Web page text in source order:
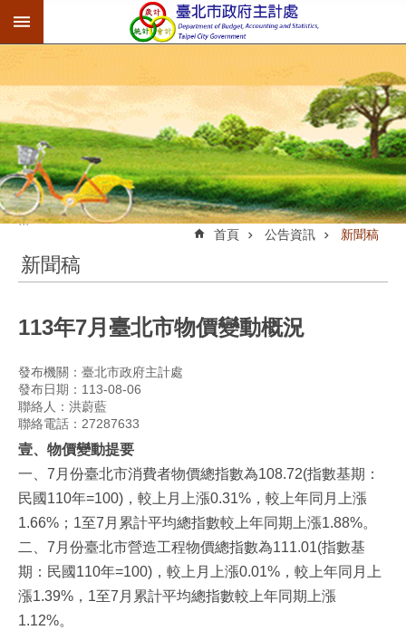
跳到主要內容區塊
:::
首頁 公告資訊 新聞稿
新聞稿
113年7月臺北市物價變動概況
發布機關：臺北市政府主計處
發布日期：113-08-06
聯絡人：洪蔚藍
聯絡電話：27287633
壹、物價變動提要
一、7月份臺北市消費者物價總指數為108.72(指數基期：
民國110年=100)，較上月上漲0.31%，較上年同月上漲
1.66%；1至7月累計平均總指數較上年同期上漲1.88%。
二、7月份臺北市營造工程物價總指數為111.01(指數基
期：民國110年=100)，較上月上漲0.01%，較上年同月上
漲1.39%，1至7月累計平均總指數較上年同期上漲
1.12%。